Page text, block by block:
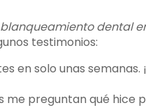
blanqueamiento dental
testimonios:
en solo unas semanas.
me preguntan qué hice